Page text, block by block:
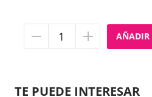
TE PUEDE INTERESAR